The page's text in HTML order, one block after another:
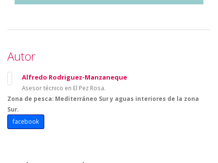
Autor
Alfredo Rodriguez-Manzaneque
Asesor técnico en El Pez Rosa.
Zona de pesca: Mediterráneo Sur y aguas interiores de la zona
Sur.
facebook